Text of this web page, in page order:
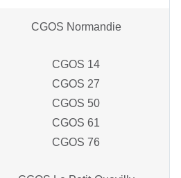
CGOS Normandie
CGOS 14
CGOS 27
CGOS 50
CGOS 61
CGOS 76